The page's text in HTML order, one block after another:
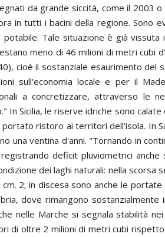
da grande siccità, come il 2003 o
in tutti i bacini della regione. Sono
Tale situazione è già vissuta
meno di 46 milioni di metri cubi
cioè il sostanziale esaurimento del
sull'economia locale e per il
a concretizzare, attraverso le
Sicilia, le riserve idriche sono calate
ristoro ai territori dell'isola. In
una ventina d'anni. "Tornando in
deficit pluviometrici anche
dei laghi naturali: nella scorsa
2; in discesa sono anche le portate
dove rimangono sostanzialmente
nelle Marche si segnala stabilità
di oltre 2 milioni di metri cubi